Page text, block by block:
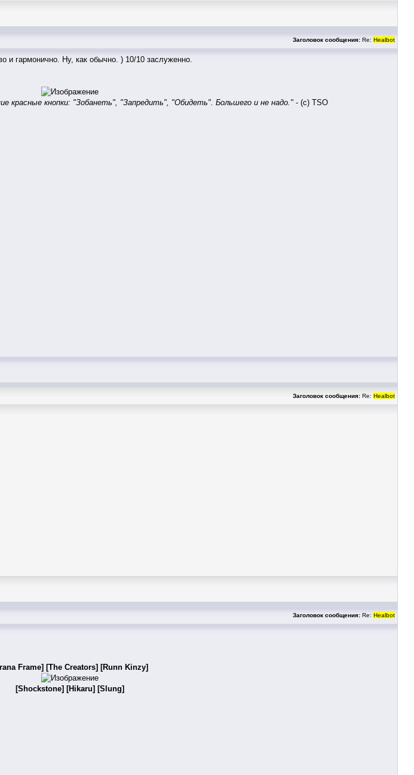
Заголовок сообщения: Re: Healbot
и гармонично. Ну, как обычно. ) 10/10 заслуженно.
красные кнопки: "Зобанеть", "Запредить", "Обидеть". Большего и не надо." - (с) TSO
Заголовок сообщения: Re: Healbot
Заголовок сообщения: Re: Healbot
Frame] [The Creators] [Runn Kinzy]
[Shockstone] [Hikaru] [Slung]